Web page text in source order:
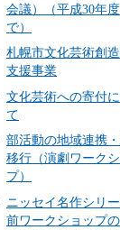
会議）（平成30年度
で）
札幌市文化芸術創
支援事業
文化芸術への寄付
て
部活動の地域連携
移行（演劇ワーク
プ）
ニッセイ名作シリ
前ワークショップ